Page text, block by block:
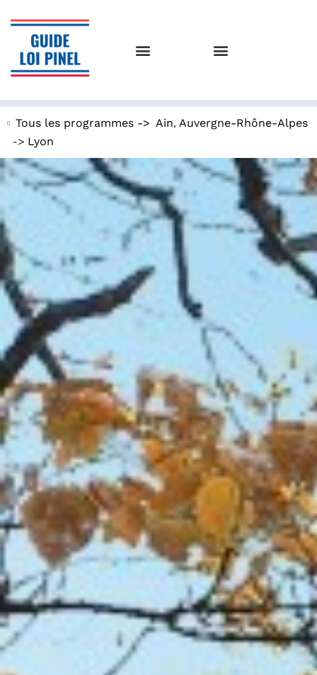
Tous les programmes -> Ain, Auvergne-Rhône-Alpes
-> Lyon